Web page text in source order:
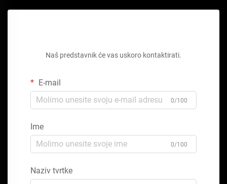
Naš predstavnik će vas uskoro kontaktirati.
E-mail
0/100
Ime
0/100
Naziv tvrtke